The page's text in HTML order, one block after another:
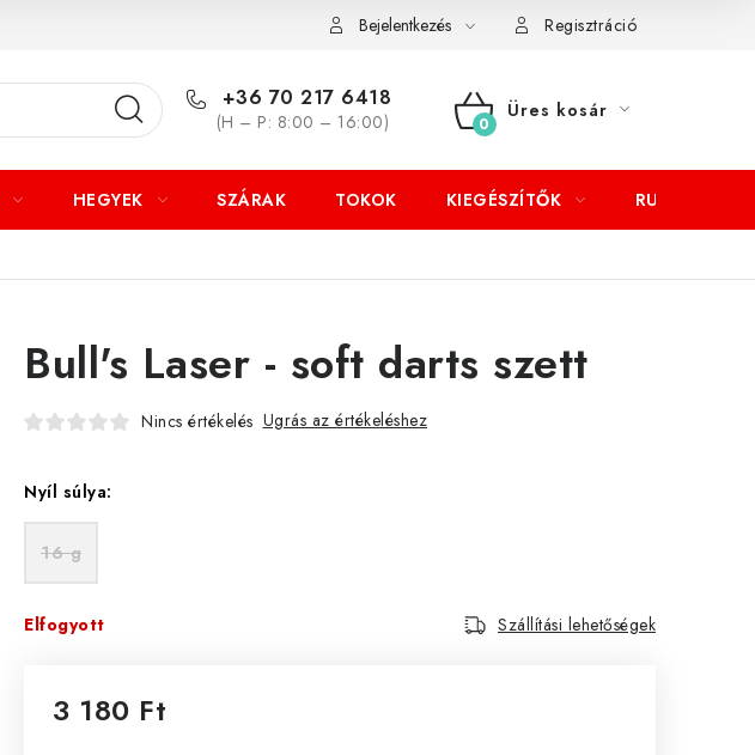
Bejelentkezés Regisztráció
+36 70 217 6418
(H – P: 8:00 – 16:00) KOSÁR
Üres kosár
HEGYEK SZÁRAK TOKOK KIEGÉSZÍTŐK RUHÁZAT
Bull's Laser - soft darts szett
Nincs értékelés Ugrás az értékeléshez
Nyíl súlya:
16 g
Elfogyott Szállítási lehetőségek
3 180 Ft